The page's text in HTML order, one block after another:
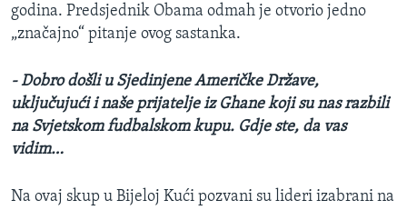
godina. Predsjednik Obama odmah je otvorio jedno
„značajno“ pitanje ovog sastanka.
- Dobro došli u Sjedinjene Američke Države,
uključujući i naše prijatelje iz Ghane koji su nas razbili
na Svjetskom fudbalskom kupu. Gdje ste, da vas
vidim…
Na ovaj skup u Bijeloj Kući pozvani su lideri izabrani na